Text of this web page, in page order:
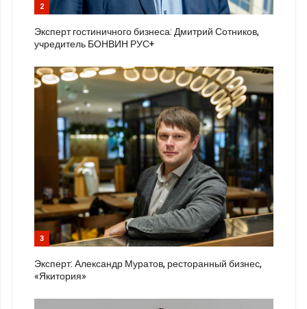
2
Эксперт гостиничного бизнеса: Дмитрий Сотников,
учредитель БОНВИН РУС+
3
Эксперт: Александр Муратов, ресторанный бизнес,
«Якитория»